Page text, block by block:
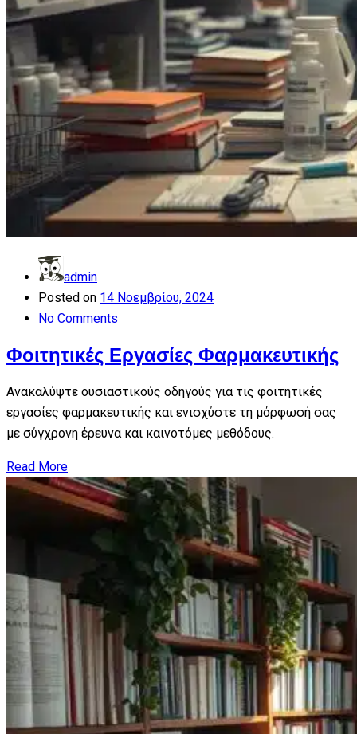
admin
Posted on 14 Νοεμβρίου, 2024
No Comments
Φοιτητικές Εργασίες Φαρμακευτικής
Ανακαλύψτε ουσιαστικούς οδηγούς για τις φοιτητικές
εργασίες φαρμακευτικής και ενισχύστε τη μόρφωσή σας
με σύγχρονη έρευνα και καινοτόμες μεθόδους.
Read More